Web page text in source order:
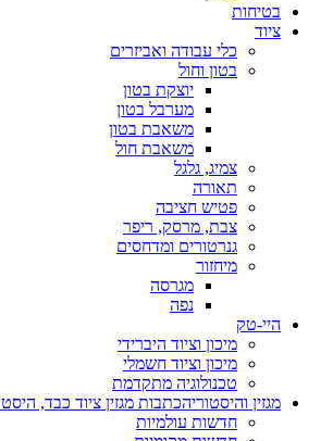
בטיחות
ציוד
כלי עבודה ואביזרים
בטון וחול
יוצקת בטון
מערבל בטון
משאבת בטון
משאבת חול
צמיג, גלגל
תאורה
פטיש חציבה
צבת, מרסק, ריפר
גנרטורים ומדחסים
מיחזור
מגרסה
נפה
היי-טק
מיכון וציוד היברידי
מיכון וציוד חשמלי
טכנולוגיה מתקדמת
מגזין והיסטוריהכתבות מגזין ציוד כבד,
חדשות עולמיות